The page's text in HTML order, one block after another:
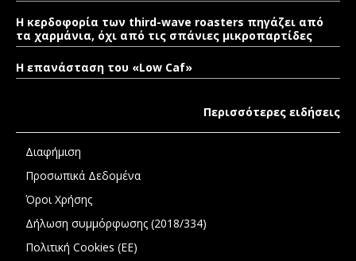
Η κερδοφορία των third-wave roasters πηγάζει από
τα χαρμάνια, όχι από τις σπάνιες μικροπαρτίδες
Η επανάσταση του «Low Caf»
Περισσότερες ειδήσεις
Διαφήμιση
Προσωπικά Δεδομένα
Όροι Χρήσης
Δήλωση συμμόρφωσης (2018/334)
Πολιτική Cookies (ΕΕ)